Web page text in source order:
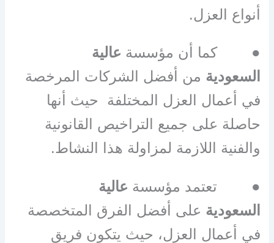
أنواع العزل.
●كما أن مؤسسة عالية
السعودية من أفضل الشركات المرخصة
في أعمال العزل المختلفة حيث أنها
حاصلة على جميع التراخيص القانونية
والفنية اللازمة لمزاولة هذا النشاط.
● تعتمد مؤسسة عالية
السعودية على أفضل الفرق المتخصصة
في أعمال العزل، حيث يتكون فريق